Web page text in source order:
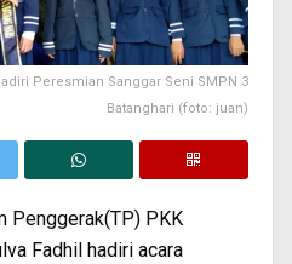
Peresmian Sanggar Seni SMPN 3
Batanghari (foto: juan)
Penggerak(TP) PKK
Fadhil hadiri acara